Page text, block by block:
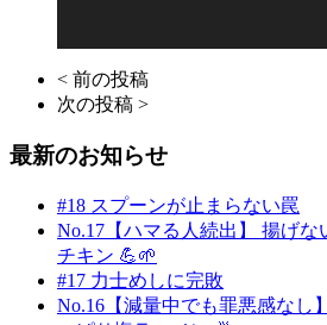
< 前の投稿
次の投稿 >
最新のお知らせ
#18 スプーンが止まらない罠
No.17【ハマる人続出】 揚げ
チキン 💪🌱
#17 力士めしに完敗
No.16【減量中でも罪悪感なし